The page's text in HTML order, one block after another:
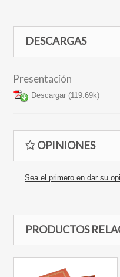
DESCARGAS
Presentación
Descargar (119.69k)
OPINIONES
Sea el primero en dar su
PRODUCTOS